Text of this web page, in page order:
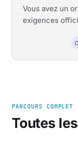
Vous avez un
exigences
PARCOURS COMPLET
Toutes